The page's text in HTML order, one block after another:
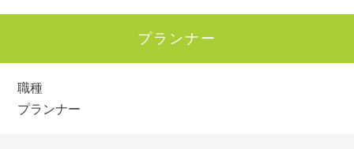
プランナー
職種
プランナー